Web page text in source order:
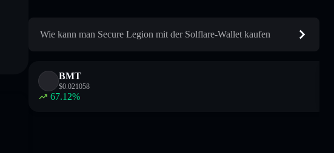
Wie kann man Secure Legion mit der Solflare-Wallet kaufen
BMT
$0.021058
67.12%